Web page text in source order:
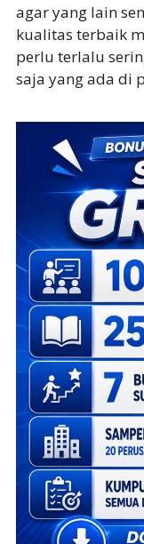
agar yang lain
kualitas terbaik
perlu terlalu
saja yang ada di